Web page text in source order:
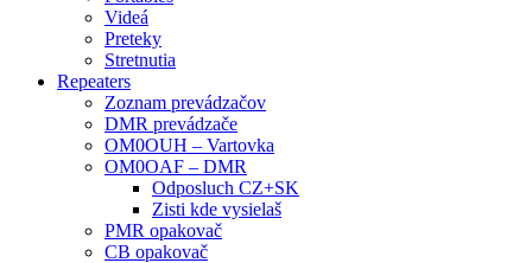
Videá
Preteky
Stretnutia
Repeaters
Zoznam prevádzačov
DMR prevádzače
OM0OUH – Vartovka
OM0OAF – DMR
Odposluch CZ+SK
Zisti kde vysielaš
PMR opakovač
CB opakovač